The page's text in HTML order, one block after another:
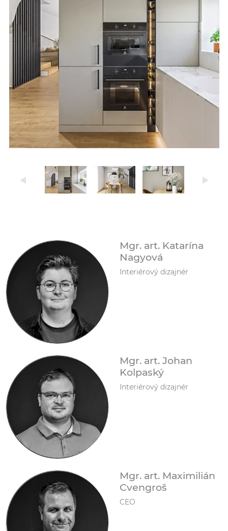
Mgr. art. Katarína
Nagyová
Interiérový dizajnér
Mgr. art. Johan
Kolpaský
Interiérový dizajnér
Mgr. art. Maximilián
Cvengroš
CEO